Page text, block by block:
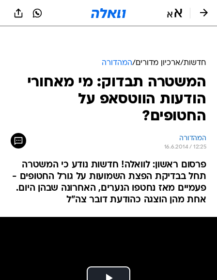
חדשות/ארכיון מדורים/המהדורה
המשטרה תבדוק: מי מאחורי
הודעות הווטסאפ על
החטופים?
המהדורה
16.6.2014 / 12:25
פרסום ראשון: לוואלה! חדשות נודע כי המשטרה
תחל בבדיקת הפצת השמועות על גורל החטופים -
פעמיים מאז נחטפו הנערים, האחרונה שבהן היום.
אחת מהן הוצגה כהודעת דובר צה"ל